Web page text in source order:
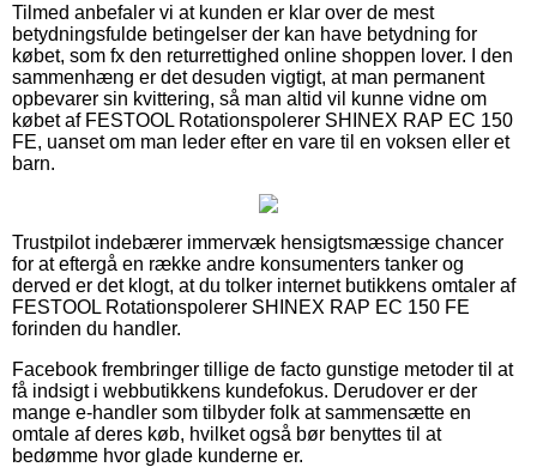
Tilmed anbefaler vi at kunden er klar over de mest
betydningsfulde betingelser der kan have betydning for
købet, som fx den returrettighed online shoppen lover. I den
sammenhæng er det desuden vigtigt, at man permanent
opbevarer sin kvittering, så man altid vil kunne vidne om
købet af FESTOOL Rotationspolerer SHINEX RAP EC 150
FE, uanset om man leder efter en vare til en voksen eller et
barn.
Trustpilot indebærer immervæk hensigtsmæssige chancer
for at eftergå en række andre konsumenters tanker og
derved er det klogt, at du tolker internet butikkens omtaler af
FESTOOL Rotationspolerer SHINEX RAP EC 150 FE
forinden du handler.
Facebook frembringer tillige de facto gunstige metoder til at
få indsigt i webbutikkens kundefokus. Derudover er der
mange e-handler som tilbyder folk at sammensætte en
omtale af deres køb, hvilket også bør benyttes til at
bedømme hvor glade kunderne er.